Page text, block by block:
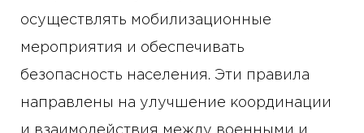
осуществлять мобилизационные
мероприятия и обеспечивать
безопасность населения. Эти правила
направлены на улучшение координации